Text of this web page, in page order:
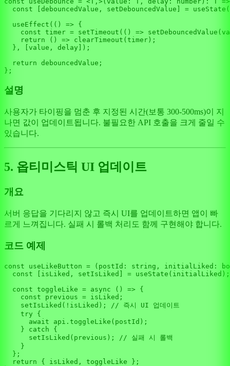
const [debouncedValue, setDebouncedValue] = useState
useEffect ( () => {
const timer = setTimeout ( () => setDebouncedValue
return
() => clearTimeout (timer);
  }, [value, delay]);
return debouncedValue;
설명
사용자가 타이핑을 멈춘 후 지정된 시간(보통 300-500ms)이 지
나면 값이 업데이트됩니다. 불필요한 API 호출을 크게 줄일 수
있습니다.
5. 옵티미스틱 UI 업데이트
개요
서버 응답을 기다리지 않고 즉시 UI를 업데이트하면 앱이 빠
르게 느껴집니다. 실패 시 롤백 처리도 함께 구현해야 합니다.
코드 예제
const useLikeButton = ( postId : string , initialLiked :
const [isLiked, setIsLiked] = useState (initialLiked);
const
toggleLike = async ( ) => {
const previous = isLiked;
setIsLiked (!isLiked);
// 즉시 UI 업데이트
try {
await api. toggleLike (postId);
    }
catch {
setIsLiked (previous);
// 실패 시 롤백
    }
  };
return { isLiked, toggleLike };